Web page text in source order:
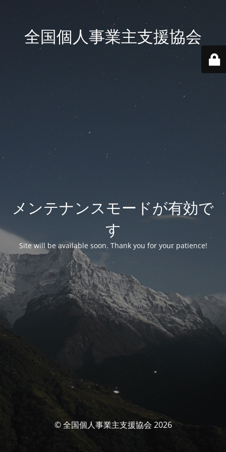
全国個人事業主支援協会
メンテナンスモードが有効で
す
Site will be available soon. Thank you for your patience!
© 全国個人事業主支援協会 2026